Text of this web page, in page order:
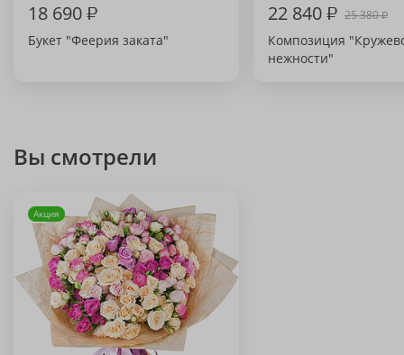
18 690₽
Букет "Феерия заката"
22 840₽ 25 380₽
Композиция
нежности"
Вы смотрели
Акция